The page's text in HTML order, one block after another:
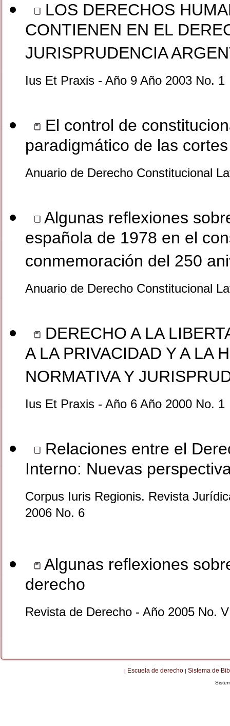
LOS DERECHOS
CONTIENEN EN EL
JURISPRUDENCIA
Ius Et Praxis - Año 9 Año 2003 No. 1
El control de
paradigmático de las
Anuario de Derecho Constitucional
Algunas reflexiones
española de 1978 en el
conmemoración del 250
Anuario de Derecho Constitucional
DERECHO A LA
A LA PRIVACIDAD Y A LA
NORMATIVA Y
Ius Et Praxis - Año 6 Año 2000 No. 1
Relaciones entre el
Interno: Nuevas
Corpus Iuris Regionis. Revista
2006 No. 6
Algunas reflexiones
derecho
Revista de Derecho - Año 2005 No.
| Escuela de derecho | Sistema de